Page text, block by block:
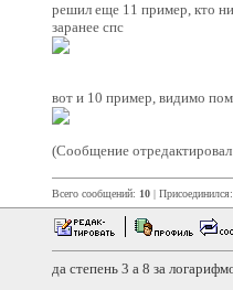
решил еще 11 пример, кто
заранее спс
вот и 10 пример, видимо
(Сообщение
Всего сообщений: 10 | Присоединился:
да степень 3 а 8 за